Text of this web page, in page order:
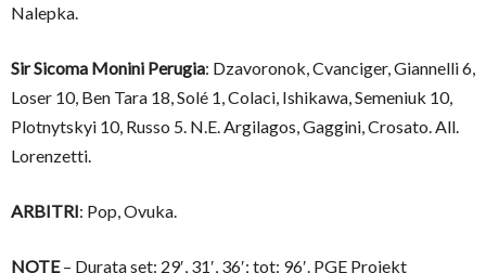
Nalepka.
Sir Sicoma Monini Perugia: Dzavoronok, Cvanciger, Giannelli 6,
Loser 10, Ben Tara 18, Solé 1, Colaci, Ishikawa, Semeniuk 10,
Plotnytskyi 10, Russo 5. N.E. Argilagos, Gaggini, Crosato. All.
Lorenzetti.
ARBITRI: Pop, Ovuka.
NOTE– Durata set: 29′, 31′, 36′; tot: 96′. PGE Projekt